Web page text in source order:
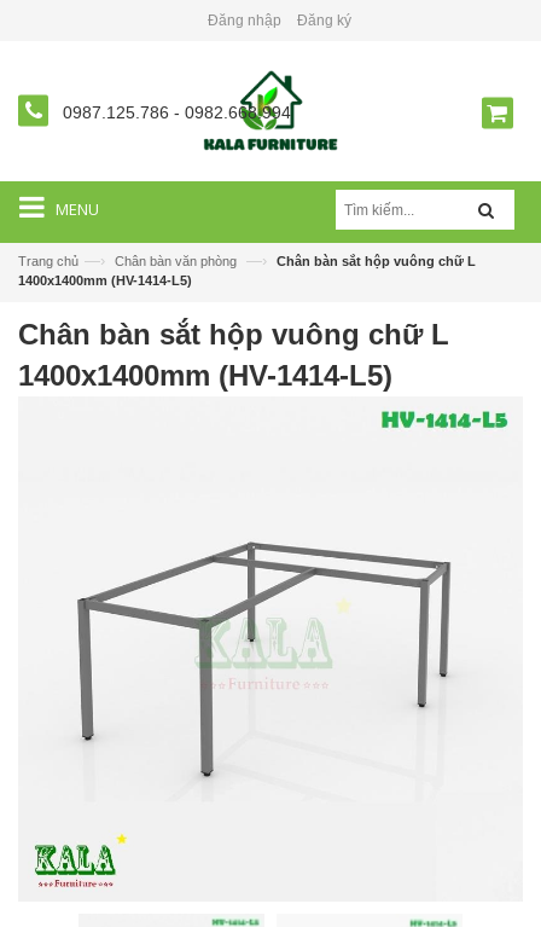
Đăng nhập Đăng ký
0987.125.786 - 0982.668.994
MENU
Trang chủ —› Chân bàn văn phòng —›
Chân bàn sắt hộp vuông chữ L
1400x1400mm (HV-1414-L5)
Chân bàn sắt hộp vuông chữ L
1400x1400mm (HV-1414-L5)